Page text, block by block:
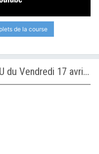
de la course
Les vidéos des courses PMU du Vendredi 17 avril 2026